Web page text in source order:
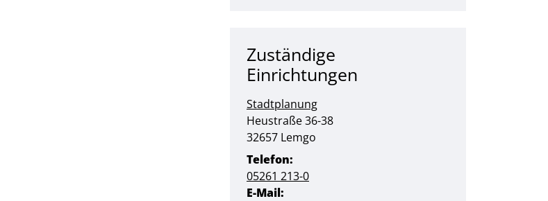
Zuständige
Einrichtungen
Stadtplanung
Straße:
HeustraßeHausnummer:
36-38
PLZ:
32657 Ort:
Lemgo
Telefon:
05261 213-0
E-Mail: